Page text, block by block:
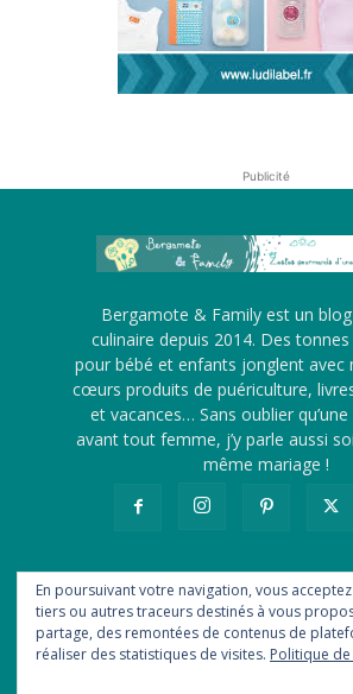
Publicité
Bergamote & Family est un
culinaire depuis 2014. Des
pour bébé et enfants jonglent avec
cœurs produits de puériculture,
et vacances… Sans oublier
avant tout femme, j’y parle aussi
même mariage !
A propos Me contacter
Revue
Ils me font confiance
Statistiques
En poursuivant votre navigation, vous
tiers ou autres traceurs destinés à vous
partage, des remontées de contenus de
réaliser des statistiques de visites. Politique